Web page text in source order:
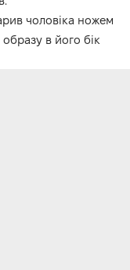
чоловіка ножем
в його бік